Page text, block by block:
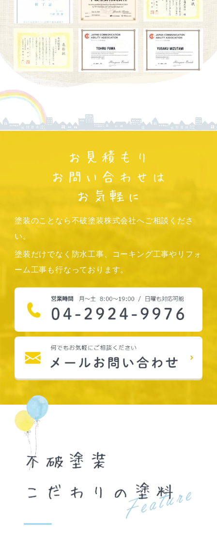
塗装のことなら不破塗装株式会社へご相談くださ
い。
塗装だけでなく防水工事、コーキング工事やリフォ
ーム工事も行なっております。